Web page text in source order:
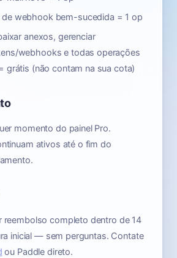
de webhook bem-sucedida = 1 op
anexos, gerenciar
webhooks e todas operações
grátis (não contam na sua cota)
momento do painel Pro.
ativos até o fim do
reembolso completo dentro de 14
inicial — sem perguntas. Contate
ou Paddle direto.